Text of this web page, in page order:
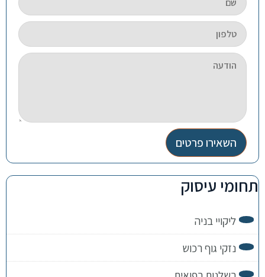
השאירו פרטים
תחומי עיסוק
ליקויי בניה
נזקי גוף רכוש